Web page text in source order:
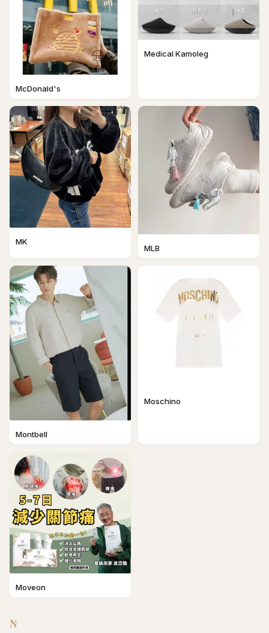
McDonald's
Medical Kamoleg
MK
MLB
Montbell
Moschino
Moveon
N